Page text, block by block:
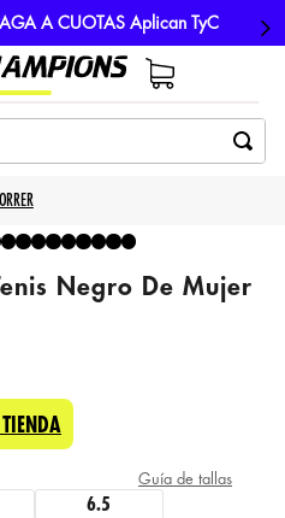
A CUOTAS Aplican TyC
Negro De Mujer
Guía de tallas
6.5